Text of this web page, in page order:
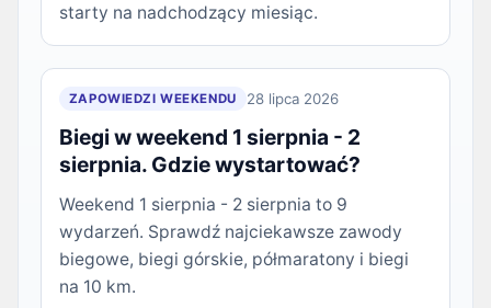
starty na nadchodzący miesiąc.
ZAPOWIEDZI WEEKENDU 28 lipca 2026
Biegi w weekend 1 sierpnia - 2
sierpnia. Gdzie wystartować?
Weekend 1 sierpnia - 2 sierpnia to 9
wydarzeń. Sprawdź najciekawsze zawody
biegowe, biegi górskie, półmaratony i biegi
na 10 km.